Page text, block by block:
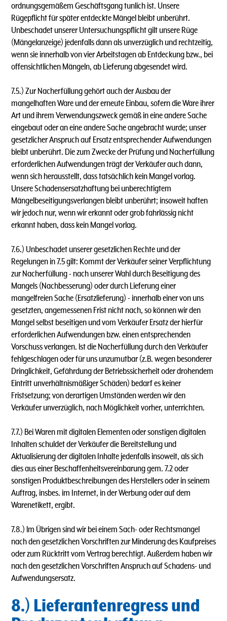
ordnungsgemäßem Geschäftsgang tunlich ist. Unsere
Rügepflicht für später entdeckte Mängel bleibt unberührt.
Unbeschadet unserer Untersuchungspflicht gilt unsere Rüge
(Mängelanzeige) jedenfalls dann als unverzüglich und rechtzeitig,
wenn sie innerhalb von vier Arbeitstagen ab Entdeckung bzw., bei
offensichtlichen Mängeln, ab Lieferung abgesendet wird.
7.5.) Zur Nacherfüllung gehört auch der Ausbau der
mangelhaften Ware und der erneute Einbau, sofern die Ware ihrer
Art und ihrem Verwendungszweck gemäß in eine andere Sache
eingebaut oder an eine andere Sache angebracht wurde; unser
gesetzlicher Anspruch auf Ersatz entsprechender Aufwendungen
bleibt unberührt. Die zum Zwecke der Prüfung und Nacherfüllung
erforderlichen Aufwendungen trägt der Verkäufer auch dann,
wenn sich herausstellt, dass tatsächlich kein Mangel vorlag.
Unsere Schadensersatzhaftung bei unberechtigtem
Mängelbeseitigungsverlangen bleibt unberührt; insoweit haften
wir jedoch nur, wenn wir erkannt oder grob fahrlässig nicht
erkannt haben, dass kein Mangel vorlag.
7.6.) Unbeschadet unserer gesetzlichen Rechte und der
Regelungen in 7.5 gilt: Kommt der Verkäufer seiner Verpflichtung
zur Nacherfüllung - nach unserer Wahl durch Beseitigung des
Mangels (Nachbesserung) oder durch Lieferung einer
mangelfreien Sache (Ersatzlieferung) - innerhalb einer von uns
gesetzten, angemessenen Frist nicht nach, so können wir den
Mangel selbst beseitigen und vom Verkäufer Ersatz der hierfür
erforderlichen Aufwendungen bzw. einen entsprechenden
Vorschuss verlangen. lst die Nacherfüllung durch den Verkäufer
fehlgeschlagen oder für uns unzumutbar (z.B. wegen besonderer
Dringlichkeit, Gefährdung der Betriebssicherheit oder drohendem
Eintritt unverhältnismäßiger Schäden) bedarf es keiner
Fristsetzung; von derartigen Umständen werden wir den
Verkäufer unverzüglich, nach Möglichkeit vorher, unterrichten.
7.7.) Bei Waren mit digitalen Elementen oder sonstigen digitalen
Inhalten schuldet der Verkäufer die Bereitstellung und
Aktualisierung der digitalen Inhalte jedenfalls insoweit, als sich
dies aus einer Beschaffenheitsvereinbarung gem. 7.2 oder
sonstigen Produktbeschreibungen des Herstellers oder in seinem
Auftrag, insbes. im Internet, in der Werbung oder auf dem
Warenetikett, ergibt.
7.8.) lm Übrigen sind wir bei einem Sach- oder Rechtsmangel
nach den gesetzlichen Vorschriften zur Minderung des Kaufpreises
oder zum Rücktritt vom Vertrag berechtigt. Außerdem haben wir
nach den gesetzlichen Vorschriften Anspruch auf Schadens- und
Aufwendungsersatz.
8.) Lieferantenregress und